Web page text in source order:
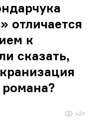
отличается
к
сказать,
>2т